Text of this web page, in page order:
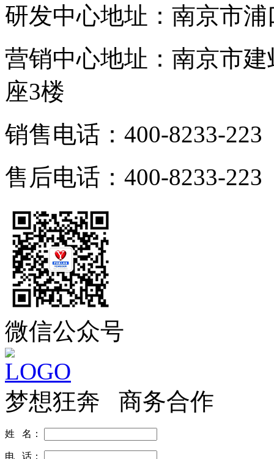
研发中心地址：南京市
营销中心地址：南京市
座3楼
销售电话：400-8233-223
售后电话：400-8233-223
微信公众号
梦想狂奔 商务合作
姓 名：
电 话：